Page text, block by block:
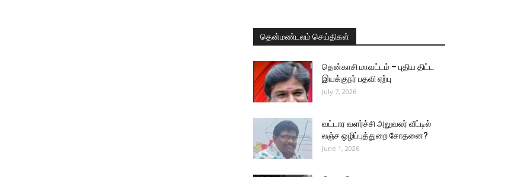
தென்மண்டலம் செய்திகள்
தென்காசி மாவட்டம் – புதிய திட்ட
இயக்குநர் பதவி ஏற்பு
July 7, 2026
வட்டார வளர்ச்சி அலுவலர் வீட்டில்
லஞ்ச ஒழிப்புத்துறை சோதனை?
June 1, 2026